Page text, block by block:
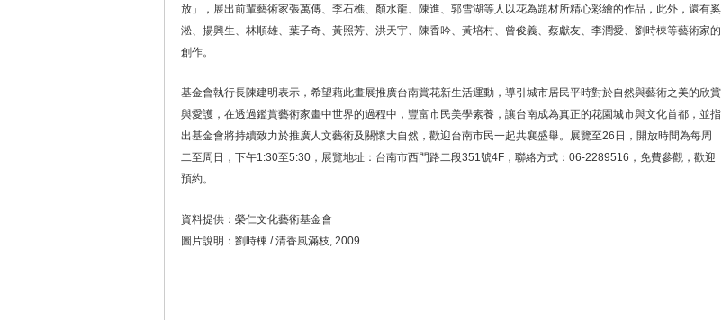
放」，展出前輩藝術家張萬傳、李石樵、顏水龍、陳進、郭雪湖等人以花為題材所精心彩繪的作品，此外，還有奚
淞、揚興生、林順雄、葉子奇、黃照芳、洪天宇、陳香吟、黃培村、曾俊義、蔡獻友、李潤愛、劉時棟等藝術家的
創作。
基金會執行長陳建明表示，希望藉此畫展推廣台南賞花新生活運動，導引城市居民平時對於自然與藝術之美的欣賞
與愛護，在透過鑑賞藝術家畫中世界的過程中，豐富市民美學素養，讓台南成為真正的花園城市與文化首都，並指
出基金會將持續致力於推廣人文藝術及關懷大自然，歡迎台南市民一起共襄盛舉。展覽至26日，開放時間為每周
二至周日，下午1:30至5:30，展覽地址：台南市西門路二段351號4F，聯絡方式：06-2289516，免費參觀，歡迎
預約。
資料提供：榮仁文化藝術基金會
圖片說明：劉時棟 / 清香風滿枝, 2009